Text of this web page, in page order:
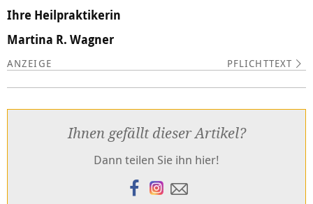
Ihre Heilpraktikerin
Martina R. Wagner
PFLICHTTEXT
Ihnen gefällt dieser Artikel?
Dann teilen Sie ihn hier!